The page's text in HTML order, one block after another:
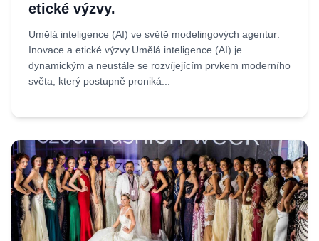
etické výzvy.
Umělá inteligence (AI) ve světě modelingových agentur:
Inovace a etické výzvy.Umělá inteligence (AI) je
dynamickým a neustále se rozvíjejícím prvkem moderního
světa, který postupně proniká...